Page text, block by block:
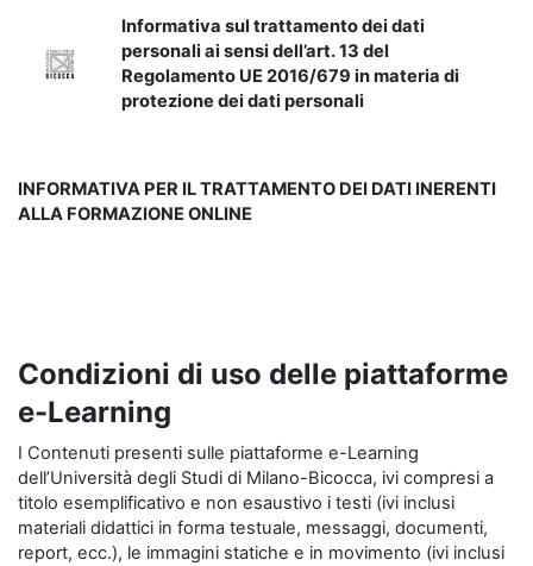
Informativa sul trattamento dei dati
personali ai sensi dell’art. 13 del
Regolamento UE 2016/679 in materia di
protezione dei dati personali
INFORMATIVA PER IL TRATTAMENTO DEI DATI INERENTI
ALLA FORMAZIONE ONLINE
Condizioni di uso delle piattaforme
e-Learning
I Contenuti presenti sulle piattaforme e-Learning
dell’Università degli Studi di Milano-Bicocca, ivi compresi a
titolo esemplificativo e non esaustivo i testi (ivi inclusi
materiali didattici in forma testuale, messaggi, documenti,
report, ecc.), le immagini statiche e in movimento (ivi inclusi